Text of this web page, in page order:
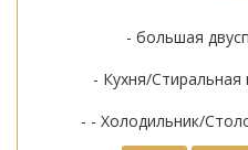
- большая
- Кухня/
- - Холодильник/